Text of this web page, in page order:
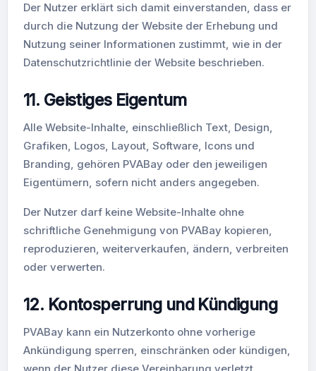
Der Nutzer erklärt sich damit einverstanden, dass er
durch die Nutzung der Website der Erhebung und
Nutzung seiner Informationen zustimmt, wie in der
Datenschutzrichtlinie der Website beschrieben.
11. Geistiges Eigentum
Alle Website-Inhalte, einschließlich Text, Design,
Grafiken, Logos, Layout, Software, Icons und
Branding, gehören PVABay oder den jeweiligen
Eigentümern, sofern nicht anders angegeben.
Der Nutzer darf keine Website-Inhalte ohne
schriftliche Genehmigung von PVABay kopieren,
reproduzieren, weiterverkaufen, ändern, verbreiten
oder verwerten.
12. Kontosperrung und Kündigung
PVABay kann ein Nutzerkonto ohne vorherige
Ankündigung sperren, einschränken oder kündigen,